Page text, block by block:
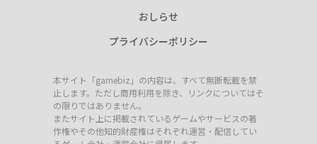
おしらせ
プライバシーポリシー
本サイト「gamebiz」の内容は、すべて無断転載を禁
止します。ただし商用利用を除き、リンクについてはそ
の限りではありません。
またサイト上に掲載されているゲームやサービスの著
作権やその他知的財産権はそれぞれ運営・配信してい